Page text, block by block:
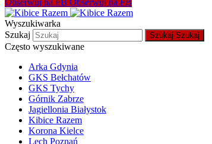
Wyszukiwarka
Szukaj
Szukaj Szukaj
Często wyszukiwane
Arka Gdynia
GKS Bełchatów
GKS Tychy
Górnik Zabrze
Jagiellonia Białystok
Kibice Razem
Korona Kielce
Lech Poznań